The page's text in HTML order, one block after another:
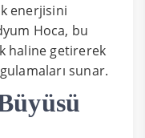
enerjisini
Hoca, bu
haline getirerek
sunar.